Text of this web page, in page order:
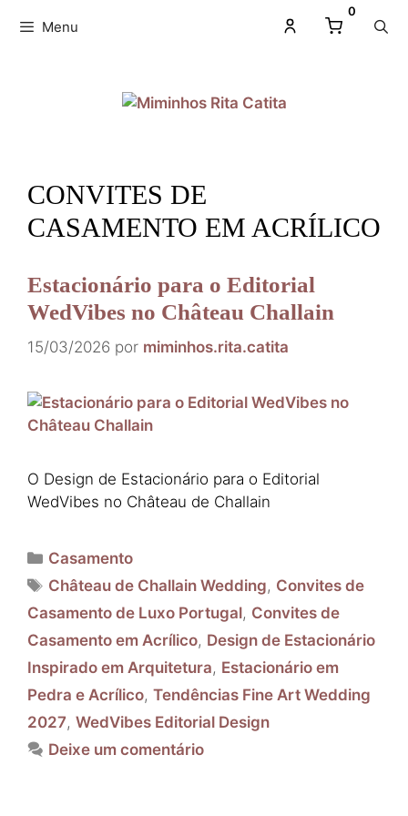
0
Menu
CONVITES DE
CASAMENTO EM ACRÍLICO
Estacionário para o Editorial
WedVibes no Château Challain
15/03/2026 por miminhos.rita.catita
O Design de Estacionário para o Editorial
WedVibes no Château de Challain
Categorias
Casamento
Etiquetas
Château de Challain Wedding, Convites de
Casamento de Luxo Portugal, Convites de
Casamento em Acrílico, Design de Estacionário
Inspirado em Arquitetura, Estacionário em
Pedra e Acrílico, Tendências Fine Art Wedding
2027, WedVibes Editorial Design
Deixe um comentário